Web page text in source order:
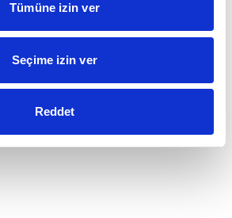
Tümüne izin ver
Seçime izin ver
Reddet